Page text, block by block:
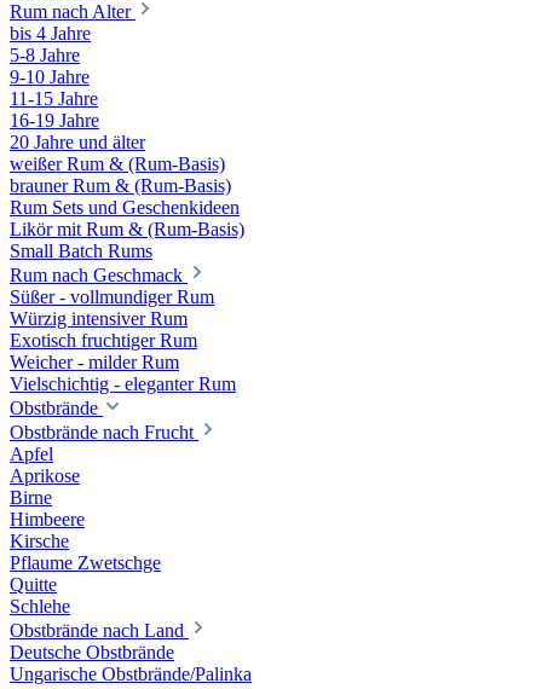
Rum nach Alter
bis 4 Jahre
5-8 Jahre
9-10 Jahre
11-15 Jahre
16-19 Jahre
20 Jahre und älter
weißer Rum & (Rum-Basis)
brauner Rum & (Rum-Basis)
Rum Sets und Geschenkideen
Likör mit Rum & (Rum-Basis)
Small Batch Rums
Rum nach Geschmack
Süßer - vollmundiger Rum
Würzig intensiver Rum
Exotisch fruchtiger Rum
Weicher - milder Rum
Vielschichtig - eleganter Rum
Obstbrände
Obstbrände nach Frucht
Apfel
Aprikose
Birne
Himbeere
Kirsche
Pflaume Zwetschge
Quitte
Schlehe
Obstbrände nach Land
Deutsche Obstbrände
Ungarische Obstbrände/Palinka